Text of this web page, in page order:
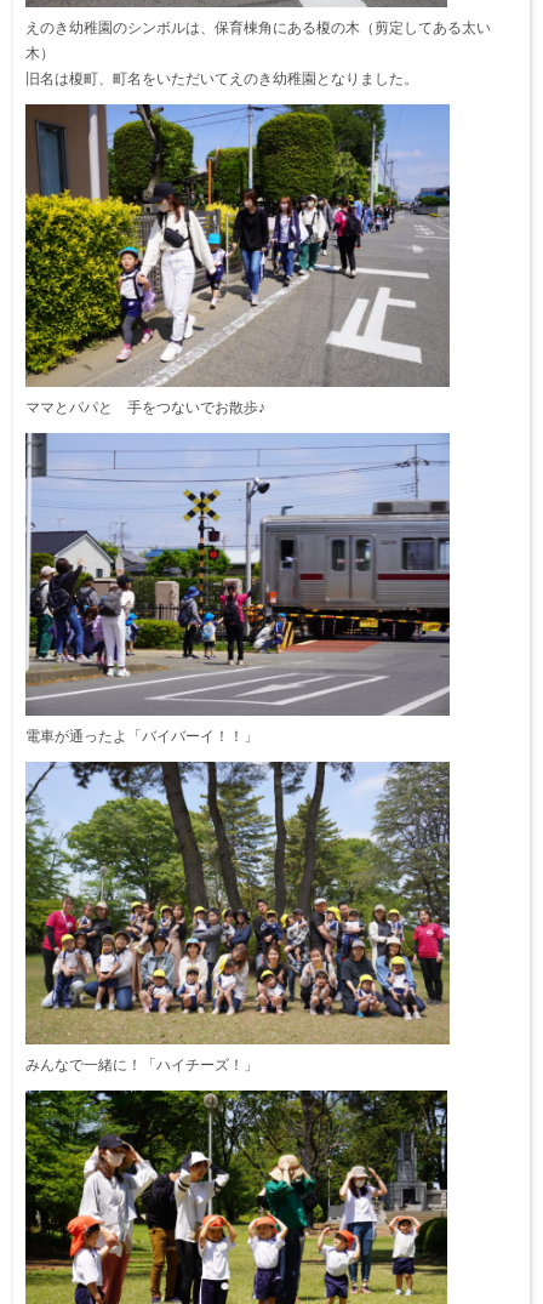
えのき幼稚園のシンボルは、保育棟角にある榎の木（剪定してある太い
木）
旧名は榎町、町名をいただいてえのき幼稚園となりました。
ママとパパと 手をつないでお散歩♪
電車が通ったよ「バイバーイ！！」
みんなで一緒に！「ハイチーズ！」